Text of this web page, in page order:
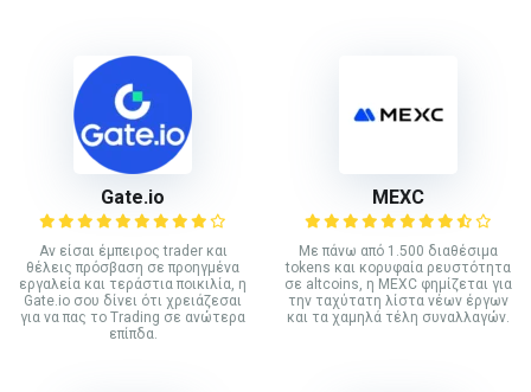
Gate.io
Αν είσαι έμπειρος trader και
θέλεις πρόσβαση σε προηγμένα
εργαλεία και τεράστια ποικιλία, η
Gate.io σου δίνει ότι χρειάζεσαι
για να πας το Trading σε ανώτερα
επίπδα.
MEXC
Με πάνω από 1.500 διαθέσιμα
tokens και κορυφαία ρευστότητα
σε altcoins, η MEXC φημίζεται για
την ταχύτατη λίστα νέων έργων
και τα χαμηλά τέλη συναλλαγών.